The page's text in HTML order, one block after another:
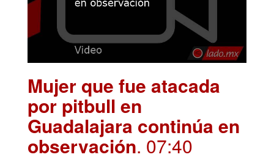
Mujer que fue atacada
por pitbull en
Guadalajara continúa en
observación. 07:40